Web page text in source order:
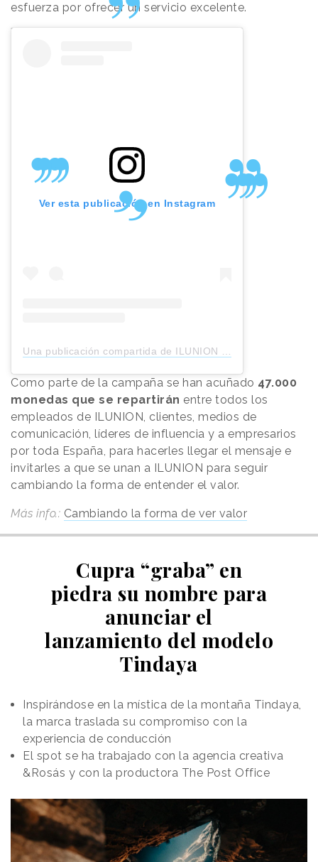
esfuerza por ofrecer un servicio excelente.
Ver esta publicación en Instagram
Una publicación compartida de ILUNION (@ilunion)
Como parte de la campaña se han acuñado 47.000
monedas que se repartirán entre todos los
empleados de ILUNION, clientes, medios de
comunicación, líderes de influencia y a empresarios
por toda España, para hacerles llegar el mensaje e
invitarles a que se unan a ILUNION para seguir
cambiando la forma de entender el valor.
Más info.: Cambiando la forma de ver valor
Cupra “graba” en
piedra su nombre para
anunciar el
lanzamiento del modelo
Tindaya
Inspirándose en la mística de la montaña Tindaya,
la marca traslada su compromiso con la
experiencia de conducción
El spot se ha trabajado con la agencia creativa
&Rosás y con la productora The Post Office